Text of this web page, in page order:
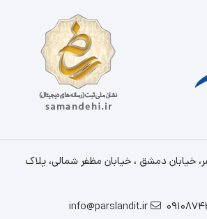
خیابان دمشق ، خیابان مظفر شمالی، پلاک
info@parslandit.ir